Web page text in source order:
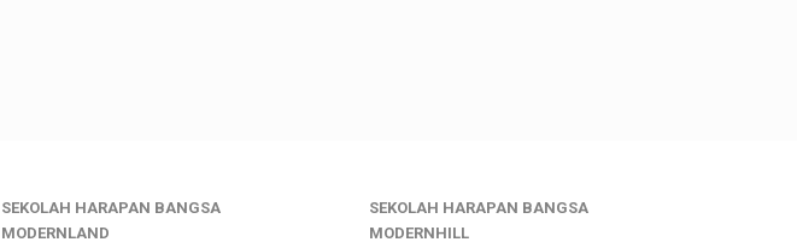
SEKOLAH HARAPAN BANGSA
MODERNLAND
SEKOLAH HARAPAN BANGSA
MODERNHILL